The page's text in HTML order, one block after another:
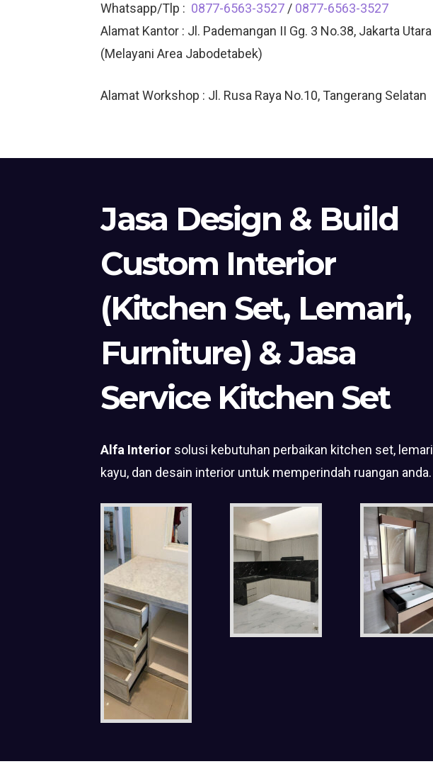
Whatsapp/Tlp : 0877-6563-3527 / 0877-6563-3527
Alamat Kantor : Jl. Pademangan II Gg. 3 No.38, Jakarta Utara
(Melayani Area Jabodetabek)
Alamat Workshop : Jl. Rusa Raya No.10, Tangerang Selatan
Jasa Design & Build
Custom Interior
(Kitchen Set, Lemari,
Furniture) & Jasa
Service Kitchen Set
Alfa Interior solusi kebutuhan perbaikan kitchen set, lemari
kayu, dan desain interior untuk memperindah ruangan anda.